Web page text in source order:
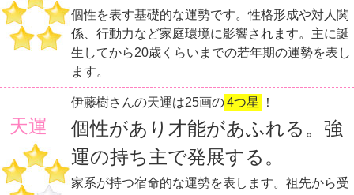
個性を表す基礎的な運勢です。性格形成や対人関
係、行動力など家庭環境に影響されます。主に誕
生してから20歳くらいまでの若年期の運勢を表し
ます。
天運
伊藤樹さんの天運は25画の4つ星 ！
個性があり才能があふれる。強
運の持ち主で発展する。
家系が持つ宿命的な運勢を表します。祖先から受